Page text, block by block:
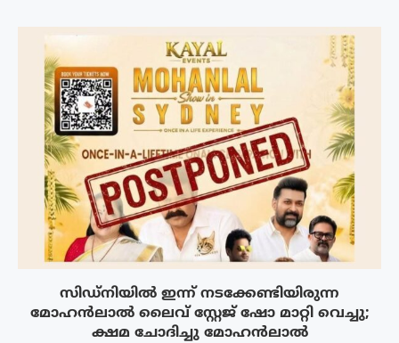
സിഡ്നിയിൽ ഇന്ന് നടക്കേണ്ടിയിരുന്ന
മോഹൻലാൽ ലൈവ് സ്റ്റേജ് ഷോ മാറ്റി വെച്ചു;
ക്ഷമ ചോദിച്ചു മോഹൻലാൽ